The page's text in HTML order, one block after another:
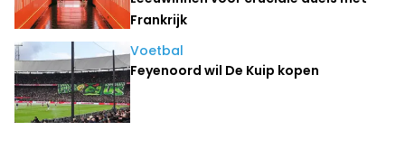
Frankrijk
Voetbal
Feyenoord wil De Kuip kopen